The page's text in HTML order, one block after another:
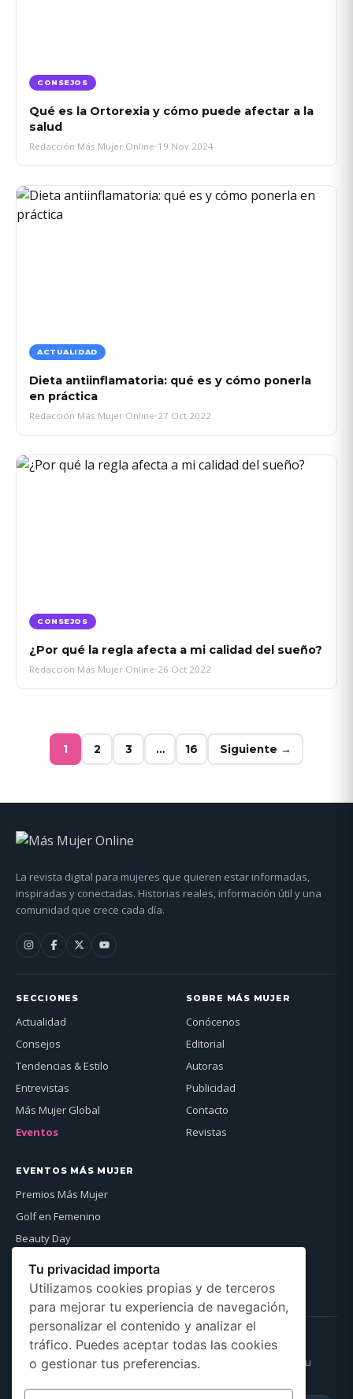
CONSEJOS
Qué es la Ortorexia y cómo puede afectar a la
salud
Redacción Más Mujer Online•19 Nov 2024
ACTUALIDAD
Dieta antiinflamatoria: qué es y cómo ponerla
en práctica
Redacción Más Mujer Online•27 Oct 2022
CONSEJOS
¿Por qué la regla afecta a mi calidad del sueño?
Redacción Más Mujer Online•26 Oct 2022
1 2 3 … 16 Siguiente →
La revista digital para mujeres que quieren estar informadas,
inspiradas y conectadas. Historias reales, información útil y una
comunidad que crece cada día.
SECCIONES
Actualidad
Consejos
Tendencias & Estilo
Entrevistas
Más Mujer Global
Eventos
SOBRE MÁS MUJER
Conócenos
Editorial
Autoras
Publicidad
Contacto
Revistas
EVENTOS MÁS MUJER
Premios Más Mujer
Golf en Femenino
Beauty Day
Ver agenda →
NEWSLETTER
Recibe cada semana lo mejor de la revista directamente en tu
Tu privacidad importa
Utilizamos cookies propias y de terceros
para mejorar tu experiencia de navegación,
personalizar el contenido y analizar el
tráfico. Puedes aceptar todas las cookies
o gestionar tus preferencias.